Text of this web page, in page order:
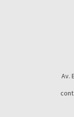
Av.